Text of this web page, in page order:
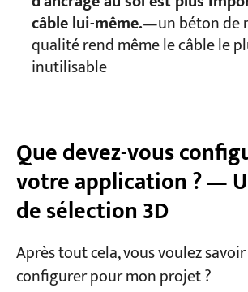
câble lui-même.—un béton de
qualité rend même le câble le
inutilisable
Que devez-vous
votre application ? —
de sélection 3D
Après tout cela, vous voulez
configurer pour mon projet ?